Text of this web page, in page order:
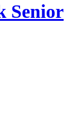
Senior